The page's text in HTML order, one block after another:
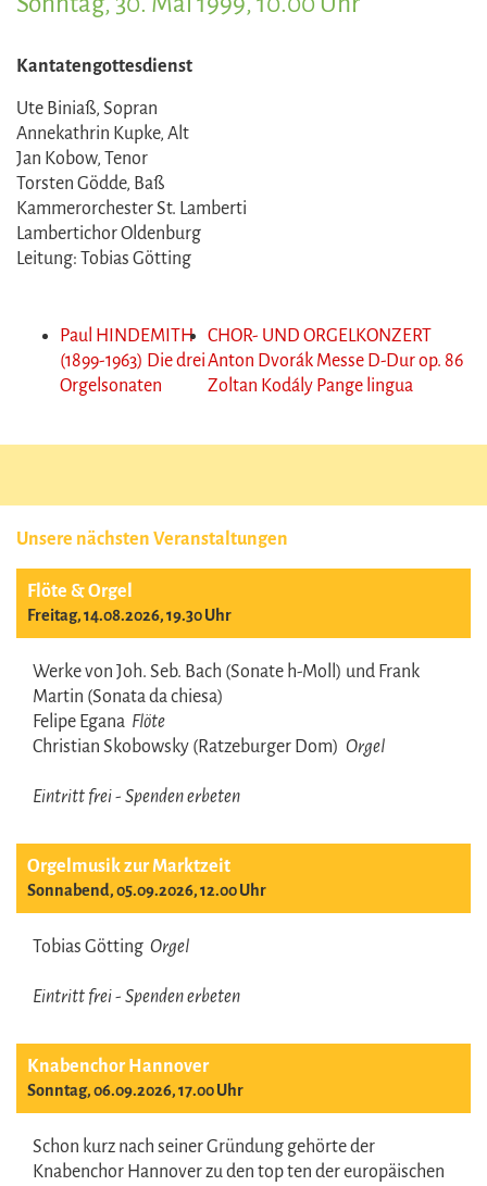
Unsere nächsten Veranstaltungen
Flöte & Orgel
Freitag, 14.08.2026, 19.30 Uhr
Werke von Joh. Seb. Bach (Sonate h-Moll) und Frank
Martin (Sonata da chiesa)
Felipe Egana Flöte
Christian Skobowsky (Ratzeburger Dom) Orgel
Eintritt frei - Spenden erbeten
Orgelmusik zur Marktzeit
Sonnabend, 05.09.2026, 12.00 Uhr
Tobias Götting Orgel
Eintritt frei - Spenden erbeten
Knabenchor Hannover
Sonntag, 06.09.2026, 17.00 Uhr
Schon kurz nach seiner Gründung gehörte der
Knabenchor Hannover zu den top ten der europäischen
Kantatengottesdienst
Ute Biniaß, Sopran
Annekathrin Kupke, Alt
Jan Kobow, Tenor
Torsten Gödde, Baß
Kammerorchester St. Lamberti
Lambertichor Oldenburg
Leitung: Tobias Götting
Paul HINDEMITH
(1899-1963) Die drei
Orgelsonaten
CHOR- UND ORGELKONZERT
Anton Dvorák Messe D-Dur op. 86
Zoltan Kodály Pange lingua